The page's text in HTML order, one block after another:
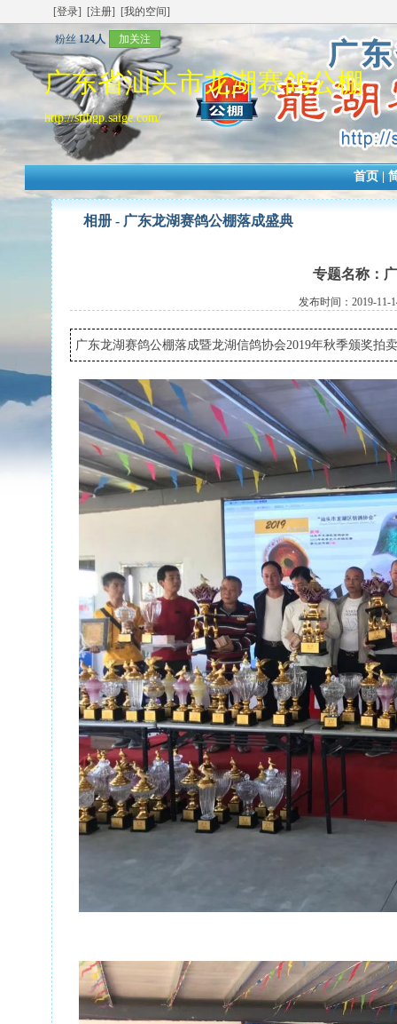
[登录] [注册] [我的空间]
粉丝124人 加关注
广东省汕头市龙湖赛鸽公棚
http://stlhgp.saige.com/
首页|
相册 - 广东龙湖赛鸽公棚落成盛典
专题名称：
发布时间：2019-11-
广东龙湖赛鸽公棚落成暨龙湖信鸽协会2019年秋季颁奖拍